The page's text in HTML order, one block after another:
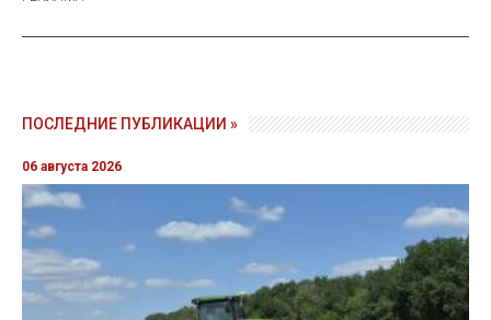
ПОСЛЕДНИЕ ПУБЛИКАЦИИ »
06 августа 2026